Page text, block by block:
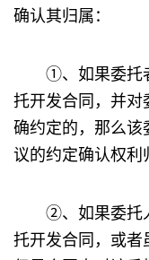
确认其归属：
①、如果委托者
托开发合同，并对
确约定的，那么该
议的约定确认权利
②、如果委托人
托开发合同，或者